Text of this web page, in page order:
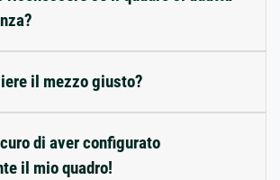
il mezzo giusto?
di aver configurato
il mio quadro!